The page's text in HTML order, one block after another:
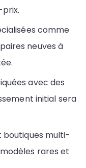
comme
neuves à
avec des
initial sera
boutiques multi-
rares et